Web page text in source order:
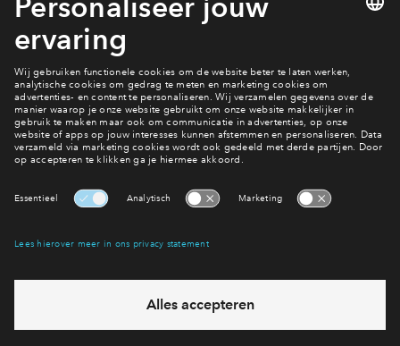
Interesse? Meld je dan snel aan
eventuele projecten
Ja, ik wil mij aanmelden
Heb je een vraag en wil je direct antwoord? Bel ons op
6 dagen per week beschikbaar (behalve tijdens
vandaag van 10:00 - 13:00 uur